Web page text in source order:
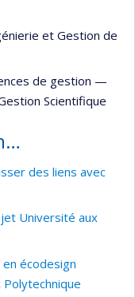
et Gestion de
de gestion —
Scientifique
des liens avec
Université aux
écodesign